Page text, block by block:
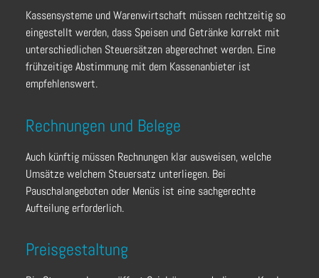
Kassensysteme und Warenwirtschaft müssen rechtzeitig so
eingestellt werden, dass Speisen und Getränke korrekt mit
unterschiedlichen Steuersätzen abgerechnet werden. Eine
frühzeitige Abstimmung mit dem Kassenanbieter ist
empfehlenswert.
Rechnungen und Belege
Auch künftig müssen Rechnungen klar ausweisen, welche
Umsätze welchem Steuersatz unterliegen. Bei
Pauschalangeboten oder Menüs ist eine sachgerechte
Aufteilung erforderlich.
Preisgestaltung